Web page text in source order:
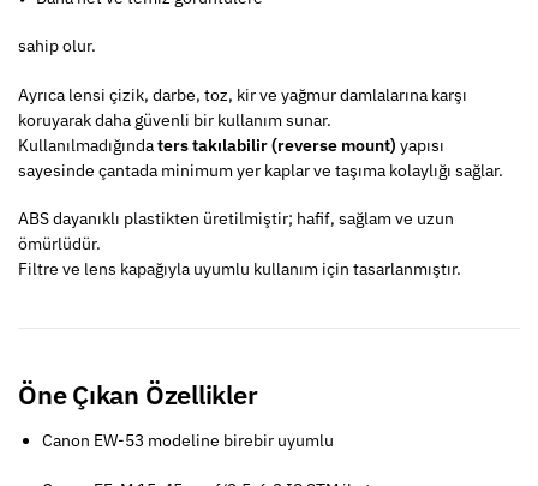
sahip olur.
Ayrıca lensi çizik, darbe, toz, kir ve yağmur damlalarına karşı
koruyarak daha güvenli bir kullanım sunar.
Kullanılmadığındaters takılabilir (reverse mount) yapısı
sayesinde çantada minimum yer kaplar ve taşıma kolaylığı sağlar.
ABS dayanıklı plastikten üretilmiştir; hafif, sağlam ve uzun
ömürlüdür.
Filtre ve lens kapağıyla uyumlu kullanım için tasarlanmıştır.
Öne Çıkan Özellikler
Canon EW-53 modeline birebir uyumlu